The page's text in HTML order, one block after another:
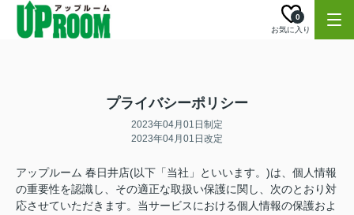
お気に入り
0
プライバシーポリシー
2023年04月01日制定
2023年04月01日改定
アップルーム 春日井店(以下「当社」といいます。)は、個人情報
の重要性を認識し、その適正な取扱い保護に関し、次のとおり対
応させていただきます。当サービスにおける個人情報の保護およ